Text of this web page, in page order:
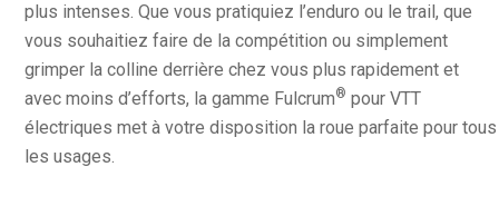
plus intenses. Que vous pratiquiez l’enduro ou le trail, que
vous souhaitiez faire de la compétition ou simplement
grimper la colline derrière chez vous plus rapidement et
avec moins d’efforts, la gamme Fulcrum® pour VTT
électriques met à votre disposition la roue parfaite pour tous
les usages.